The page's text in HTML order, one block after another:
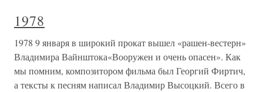
1978
1978 9 января в широкий прокат вышел «рашен-вестерн»
Владимира Вайнштока«Вооружен и очень опасен». Как
мы помним, композитором фильма был Георгий Фиртич,
а тексты к песням написал Владимир Высоцкий. Всего в